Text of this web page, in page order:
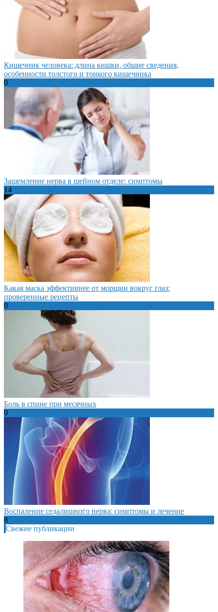
Кишечник человека: длина кишки, общие сведения,
особенности толстого и тонкого кишечника
0
Защемление нерва в шейном отделе: симптомы
14
Какая маска эффективнее от морщин вокруг глаз:
проверенные рецепты
0
Боль в спине при месячных
0
Воспаление седалищного нерва: симптомы и лечение
8
Свежие публикации